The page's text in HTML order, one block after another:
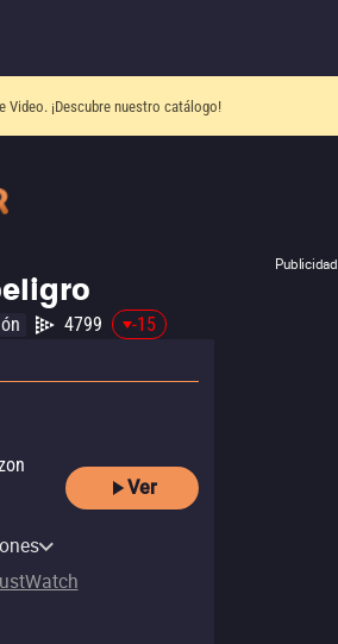
Video. ¡Descubre nuestro catálogo!
Publicidad
4799 -15
Ver
TV